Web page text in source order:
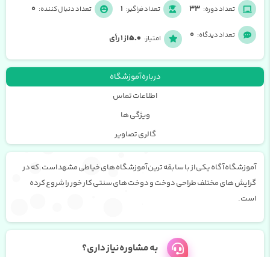
تعداد دوره: 33 تعداد فراگیر: 1 تعداد دنبال کننده: 0
تعداد دیدگاه: 0 امتیاز: 5.0از 1 رأی
درباره آموزشگاه
اطلاعات تماس
ویژگی ها
گالری تصاویر
آموزشگاه آگاه یکی از با سابقه ترین آموزشگاه های خیاطی مشهد است.که در
گرایش های مختلف طراحی دوخت و دوخت های سنتی کار خور را شروع کرده
است.
به مشاوره نیاز داری؟